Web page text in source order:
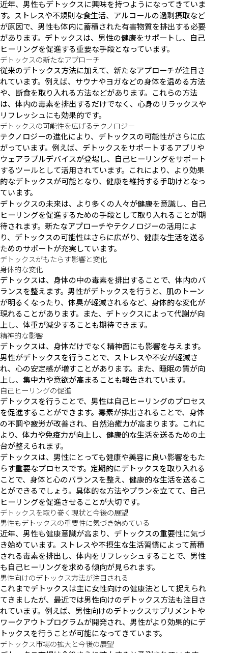
近年、男性もデトックスに興味を持つようになってきていま
す。ストレスや不規則な食生活、アルコールの過剰摂取など
が原因で、男性も体内に蓄積された有害物質を排出する必要
があります。デトックスは、男性の健康をサポートし、自己
ヒーリングを促進する重要な手段となっています。
デトックスの新たなアプローチ
従来のデトックス方法に加えて、新たなアプローチが注目さ
れています。例えば、サウナやヨガなどの身体を温める方法
や、断食を取り入れる方法などがあります。これらの方法
は、体内の毒素を排出するだけでなく、心身のリラックスや
リフレッシュにも効果的です。
デトックスの可能性を広げるテクノロジー
テクノロジーの進化により、デトックスの可能性がさらに広
がっています。例えば、デトックスをサポートするアプリや
ウェアラブルデバイスが登場し、自己ヒーリングをサポート
するツールとして活用されています。これにより、より効果
的なデトックスが可能となり、健康を維持する手助けとなっ
ています。
デトックスの未来は、より多くの人々が健康を意識し、自己
ヒーリングを促進するための手段として取り入れることが期
待されます。新たなアプローチやテクノロジーの活用によ
り、デトックスの可能性はさらに広がり、健康な生活を送る
ためのサポートが充実しています。
デトックスがもたらす影響と変化
身体的な変化
デトックスは、身体の中の毒素を排出することで、体内のバ
ランスを整えます。男性がデトックスを行うと、肌のトーン
が明るくなったり、体臭が軽減されるなど、身体的な変化が
現れることがあります。また、デトックスによって代謝が向
上し、体重が減少することも期待できます。
精神的な影響
デトックスは、身体だけでなく精神面にも影響を与えます。
男性がデトックスを行うことで、ストレスや不安が軽減さ
れ、心の安定感が増すことがあります。また、睡眠の質が向
上し、集中力や意欲が高まることも報告されています。
自己ヒーリングの促進
デトックスを行うことで、男性は自己ヒーリングのプロセス
を促進することができます。毒素が排出されることで、身体
の不調や疲労が改善され、自然治癒力が高まります。これに
より、体力や免疫力が向上し、健康的な生活を送るための土
台が整えられます。
デトックスは、男性にとっても健康や美容に良い影響をもた
らす重要なプロセスです。定期的にデトックスを取り入れる
ことで、身体と心のバランスを整え、健康的な生活を送るこ
とができるでしょう。具体的な方法やプランを立てて、自己
ヒーリングを促進させることが大切です。
デトックスを取り巻く現状と今後の展望
男性もデトックスの重要性に気づき始めている
近年、男性も健康意識が高まり、デトックスの重要性に気づ
き始めています。ストレスや不摂生な生活習慣によって蓄積
される毒素を排出し、体内をリフレッシュすることで、男性
も自己ヒーリングを求める傾向が見られます。
男性向けのデトックス方法が注目される
これまでデトックスは主に女性向けの健康法として捉えられ
てきましたが、最近では男性向けのデトックス方法も注目さ
れています。例えば、男性向けのデトックスサプリメントや
ワークアウトプログラムが開発され、男性がより効果的にデ
トックスを行うことが可能になってきています。
デトックス市場の拡大と今後の展望